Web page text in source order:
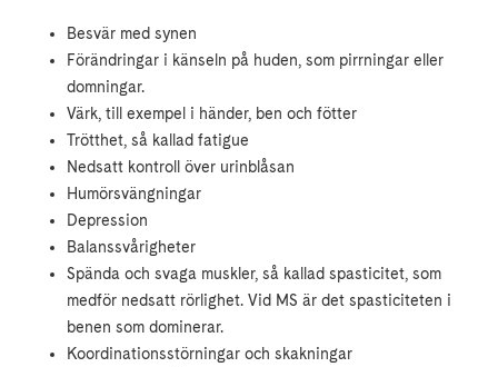
Besvär med synen
Förändringar i känseln på huden, som pirrningar eller
domningar.
Värk, till exempel i händer, ben och fötter
Trötthet, så kallad fatigue
Nedsatt kontroll över urinblåsan
Humörsvängningar
Depression
Balanssvårigheter
Spända och svaga muskler, så kallad spasticitet, som
medför nedsatt rörlighet. Vid MS är det spasticiteten i
benen som dominerar.
Koordinationsstörningar och skakningar